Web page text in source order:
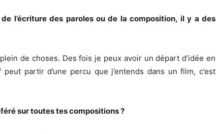
l’écriture des paroles ou de la composition, il y a des
de choses. Des fois je peux avoir un départ d’idée en
partir d’une percu que j’entends dans un film, c’est
sur toutes tes compositions ?